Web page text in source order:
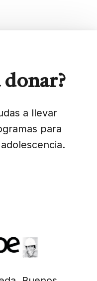
donar?
a llevar
para